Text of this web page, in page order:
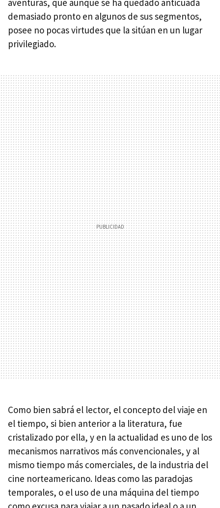
aventuras, que aunque se ha quedado anticuada
demasiado pronto en algunos de sus segmentos,
posee no pocas virtudes que la sitúan en un lugar
privilegiado.
Como bien sabrá el lector, el concepto del viaje en
el tiempo, si bien anterior a la literatura, fue
cristalizado por ella, y en la actualidad es uno de los
mecanismos narrativos más convencionales, y al
mismo tiempo más comerciales, de la industria del
cine norteamericano. Ideas como las paradojas
temporales, o el uso de una máquina del tiempo